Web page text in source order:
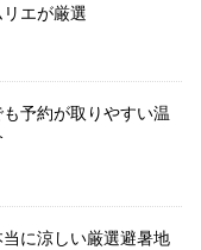
エが厳選
予約が取りやすい温
当に涼しい厳選避暑地